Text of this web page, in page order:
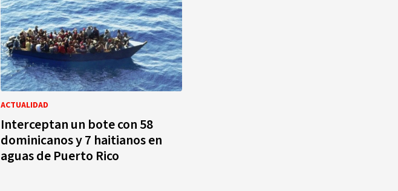
ACTUALIDAD
Interceptan un bote con 58
dominicanos y 7 haitianos en
aguas de Puerto Rico